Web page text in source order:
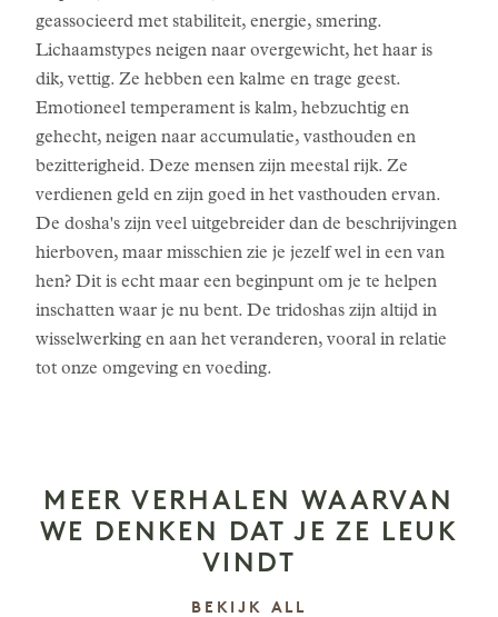
geassocieerd met stabiliteit, energie, smering.
Lichaamstypes neigen naar overgewicht, het haar is
dik, vettig. Ze hebben een kalme en trage geest.
Emotioneel temperament is kalm, hebzuchtig en
gehecht, neigen naar accumulatie, vasthouden en
bezitterigheid. Deze mensen zijn meestal rijk. Ze
verdienen geld en zijn goed in het vasthouden ervan.
De dosha's zijn veel uitgebreider dan de beschrijvingen
hierboven, maar misschien zie je jezelf wel in een van
hen? Dit is echt maar een beginpunt om je te helpen
inschatten waar je nu bent. De tridoshas zijn altijd in
wisselwerking en aan het veranderen, vooral in relatie
tot onze omgeving en voeding.
MEER VERHALEN WAARVAN
WE DENKEN DAT JE ZE LEUK
VINDT
BEKIJK ALL